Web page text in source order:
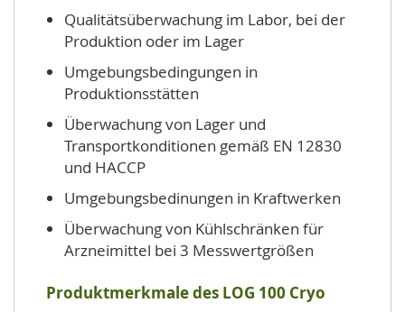
Qualitätsüberwachung im Labor, bei der
Produktion oder im Lager
Umgebungsbedingungen in
Produktionsstätten
Überwachung von Lager und
Transportkonditionen gemäß EN 12830
und HACCP
Umgebungsbedinungen in Kraftwerken
Überwachung von Kühlschränken für
Arzneimittel bei 3 Messwertgrößen
Produktmerkmale des LOG 100 Cryo